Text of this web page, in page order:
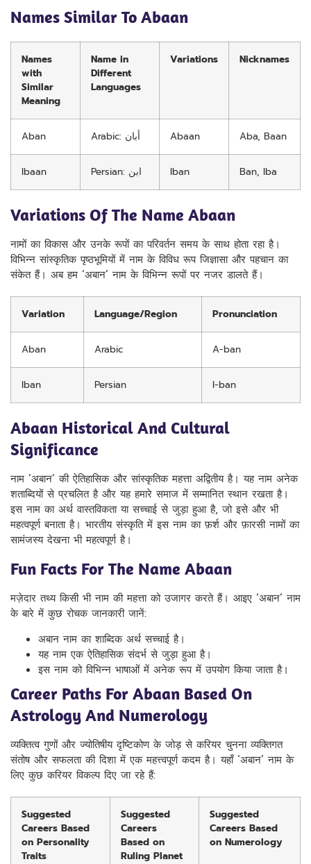
Names Similar To Abaan
Names
with
Similar
Meaning
Name in
Different
Languages
Variations Nicknames
Aban Arabic: أبان Abaan Aba, Baan
Ibaan Persian: ابن Iban Ban, Iba
Variations Of The Name Abaan
नामों का विकास और उनके रूपों का परिवर्तन समय के साथ होता रहा है।
विभिन्न सांस्कृतिक पृष्ठभूमियों में नाम के विविध रूप जिज्ञासा और पहचान का
संकेत हैं। अब हम ‘अबान’ नाम के विभिन्न रूपों पर नजर डालते हैं।
Variation Language/Region Pronunciation
Aban Arabic A-ban
Iban Persian I-ban
Abaan Historical And Cultural
Significance
नाम ‘अबान’ की ऐतिहासिक और सांस्कृतिक महत्ता अद्वितीय है। यह नाम अनेक
शताब्दियों से प्रचलित है और यह हमारे समाज में सम्मानित स्थान रखता है।
इस नाम का अर्थ वास्तविकता या सच्चाई से जुड़ा हुआ है, जो इसे और भी
महत्वपूर्ण बनाता है। भारतीय संस्कृति में इस नाम का फ़र्श और फ़ारसी नामों का
सामंजस्य देखना भी महत्वपूर्ण है।
Fun Facts For The Name Abaan
मज़ेदार तथ्य किसी भी नाम की महत्ता को उजागर करते हैं। आइए ‘अबान’ नाम
के बारे में कुछ रोचक जानकारी जानें:
अबान नाम का शाब्दिक अर्थ सच्चाई है।
यह नाम एक ऐतिहासिक संदर्भ से जुड़ा हुआ है।
इस नाम को विभिन्न भाषाओं में अनेक रूप में उपयोग किया जाता है।
Career Paths For Abaan Based On
Astrology And Numerology
व्यक्तित्व गुणों और ज्योतिषीय दृष्टिकोण के जोड़ से करियर चुनना व्यक्तिगत
संतोष और सफलता की दिशा में एक महत्त्वपूर्ण कदम है। यहाँ ‘अबान’ नाम के
लिए कुछ करियर विकल्प दिए जा रहे हैं:
Suggested
Careers Based
on Personality
Traits
Suggested
Careers
Based on
Ruling Planet
Suggested
Careers Based
on Numerology